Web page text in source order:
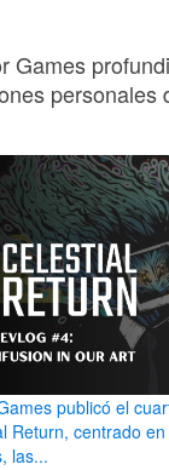
Games
personales
publicó el
Return, centrado
las...